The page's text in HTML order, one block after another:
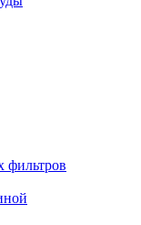
фильтров